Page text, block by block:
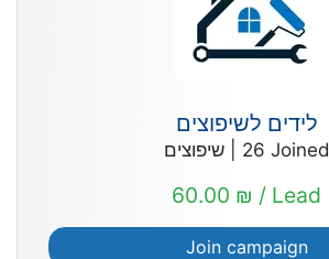
לידים לשיפוצים
שיפוצים| 26 Joined
60.00 ₪ / Lead
Join campaign